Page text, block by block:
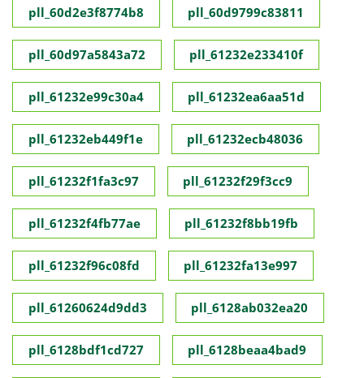
pll_60d2e3f8774b8 pll_60d9799c83811
pll_60d97a5843a72 pll_61232e233410f
pll_61232e99c30a4 pll_61232ea6aa51d
pll_61232eb449f1e pll_61232ecb48036
pll_61232f1fa3c97 pll_61232f29f3cc9
pll_61232f4fb77ae pll_61232f8bb19fb
pll_61232f96c08fd pll_61232fa13e997
pll_61260624d9dd3 pll_6128ab032ea20
pll_6128bdf1cd727 pll_6128beaa4bad9